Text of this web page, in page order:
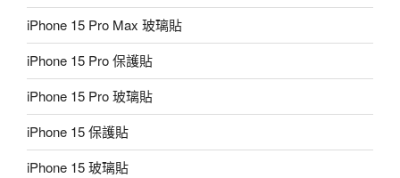
iPhone 15 Pro Max 玻璃貼
iPhone 15 Pro 保護貼
iPhone 15 Pro 玻璃貼
iPhone 15 保護貼
iPhone 15 玻璃貼